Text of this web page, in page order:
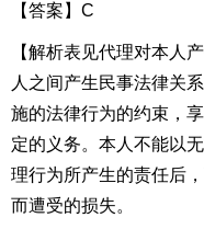
【答案】C
【解析表见代理对本人
人之间产生民事法律关
施的法律行为的约束，
定的义务。本人不能以
理行为所产生的责任后
而遭受的损失。